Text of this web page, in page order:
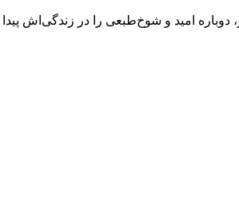
امید و شوخ‌طبعی را در زندگی‌اش